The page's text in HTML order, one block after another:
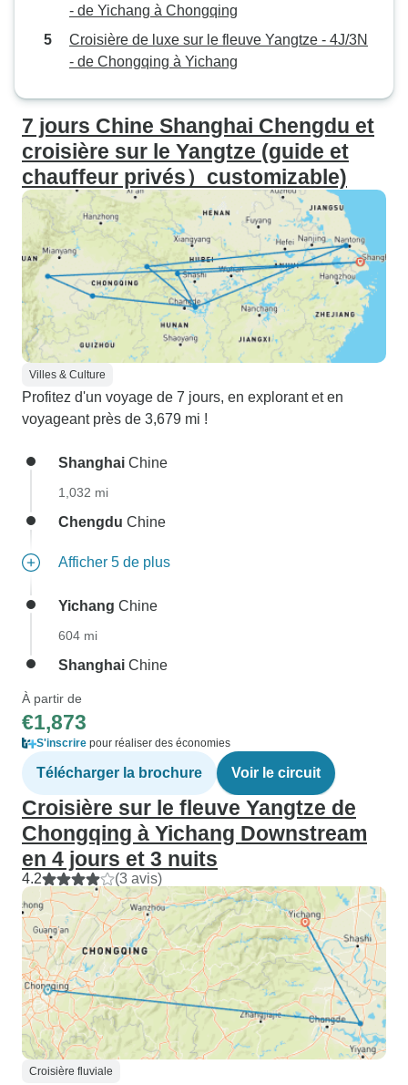
- de Yichang à Chongqing
Croisière de luxe sur le fleuve Yangtze - 4J/3N
- de Chongqing à Yichang
7 jours Chine Shanghai Chengdu et
croisière sur le Yangtze (guide et
chauffeur privés）customizable)
Villes & Culture
Profitez d'un voyage de 7 jours, en explorant et en
voyageant près de 3,679 mi !
Shanghai Chine
1,032 mi
Chengdu Chine
Afficher 5 de plus
Yichang Chine
604 mi
Shanghai Chine
À partir de
€1,873
S'inscrire pour réaliser des économies
Télécharger la brochure Voir le circuit
Croisière sur le fleuve Yangtze de
Chongqing à Yichang Downstream
en 4 jours et 3 nuits
4.2 (3 avis)
Croisière fluviale